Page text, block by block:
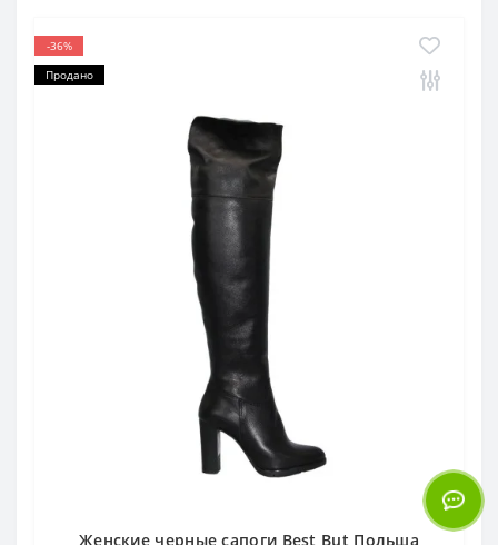
-36%
Продано
Женские черные сапоги Best But Польша